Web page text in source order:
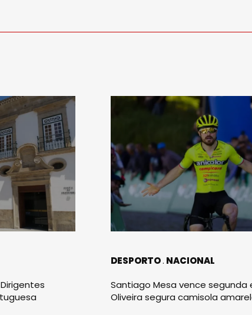
DESPORTO NACIONAL
Santiago Mesa vence segunda
Oliveira segura camisola